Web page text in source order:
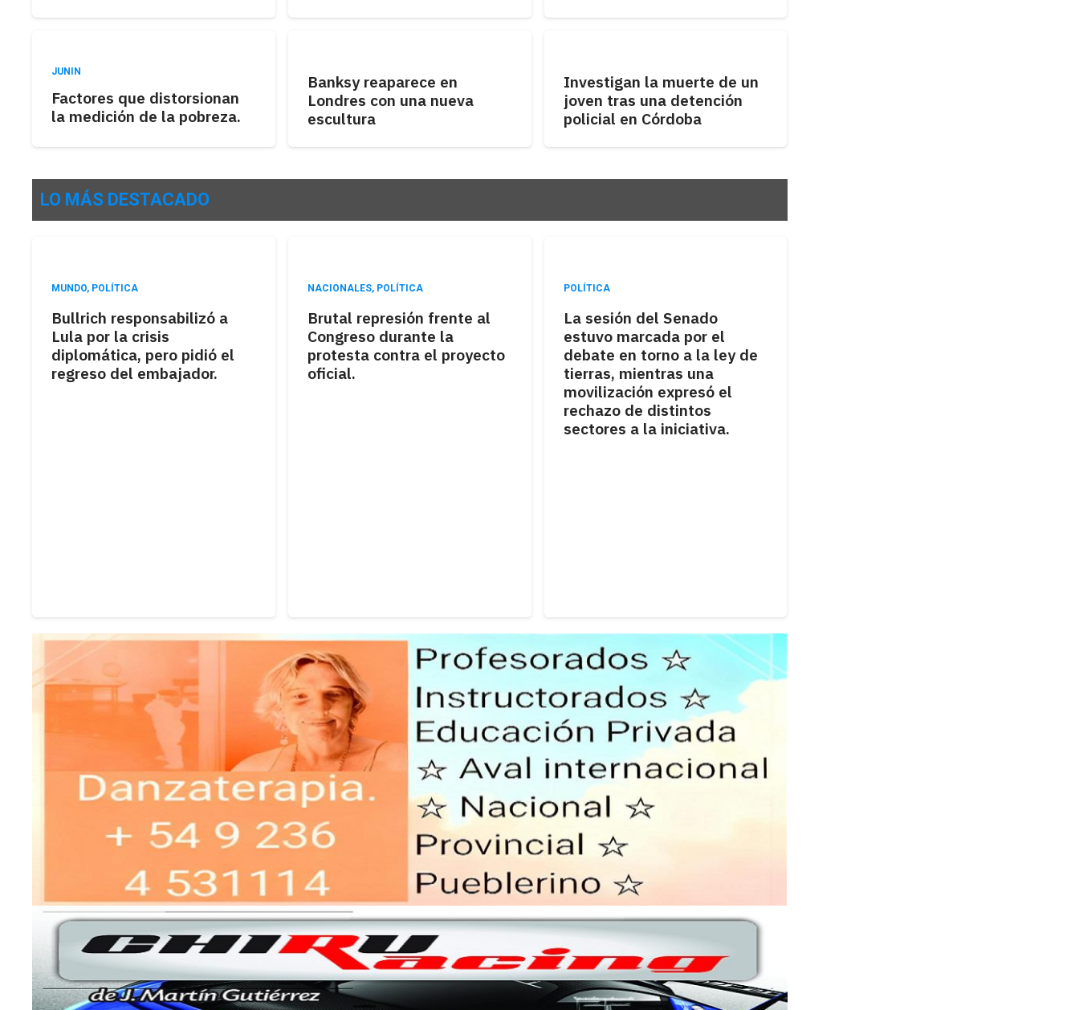
JUNIN
Factores que distorsionan
la medición de la pobreza.
Banksy reaparece en
Londres con una nueva
escultura
Investigan la muerte de un
joven tras una detención
policial en Córdoba
LO MÁS DESTACADO
MUNDO, POLÍTICA
Bullrich responsabilizó a
Lula por la crisis
diplomática, pero pidió el
regreso del embajador.
NACIONALES, POLÍTICA
Brutal represión frente al
Congreso durante la
protesta contra el proyecto
oficial.
POLÍTICA
La sesión del Senado
estuvo marcada por el
debate en torno a la ley de
tierras, mientras una
movilización expresó el
rechazo de distintos
sectores a la iniciativa.